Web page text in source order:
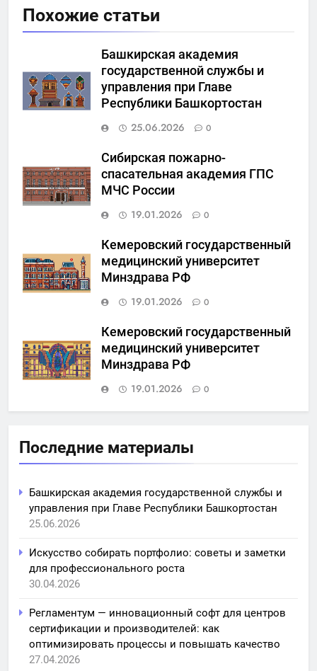
Похожие статьи
Башкирская академия
государственной службы и
управления при Главе
Республики Башкортостан
25.06.2026
0
Сибирская пожарно-
спасательная академия ГПС
МЧС России
19.01.2026
0
Кемеровский государственный
медицинский университет
Минздрава РФ
19.01.2026
0
Кемеровский государственный
медицинский университет
Минздрава РФ
19.01.2026
0
Последние материалы
Башкирская академия государственной службы и
управления при Главе Республики Башкортостан
25.06.2026
Искусство собирать портфолио: советы и заметки
для профессионального роста
30.04.2026
Регламентум — инновационный софт для центров
сертификации и производителей: как
оптимизировать процессы и повышать качество
27.04.2026